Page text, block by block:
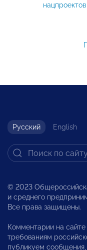
Русский English
© 2023
и среднего
Все права защищены.
Комментарии на
требованиям
публикуем